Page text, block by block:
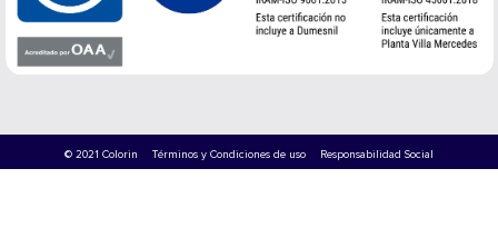
© 2021 Colorin Términos y Condiciones de uso Responsabilidad Social